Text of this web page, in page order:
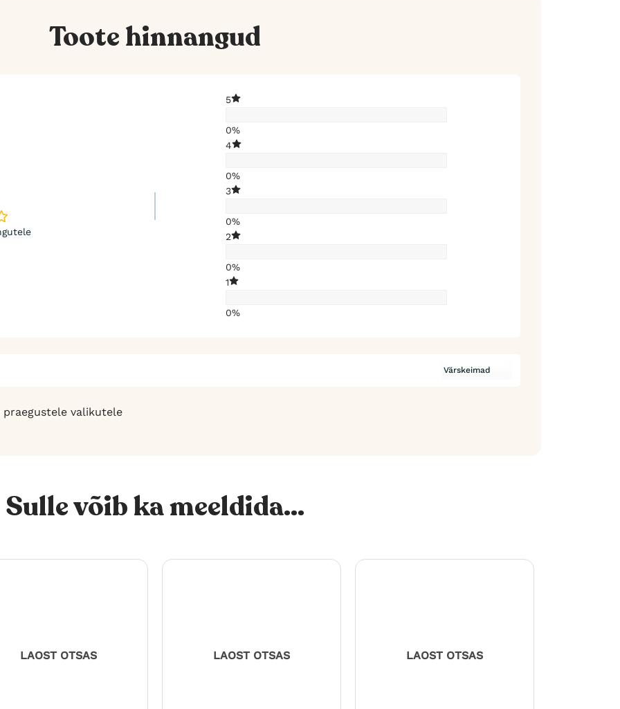
Toote hinnangud
5
0%
4
0%
3
0%
2
0%
1
0%
praegustele valikutele
Sulle võib ka meeldida...
LAOST OTSAS LAOST OTSAS LAOST OTSAS